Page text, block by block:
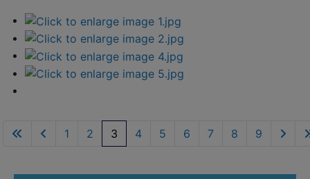
1 2 3 4 5 6 7 8 9